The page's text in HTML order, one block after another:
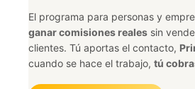
El programa para personas y
ganar comisiones reales sin
clientes. Tú aportas el contacto,
cuando se hace el trabajo, tú